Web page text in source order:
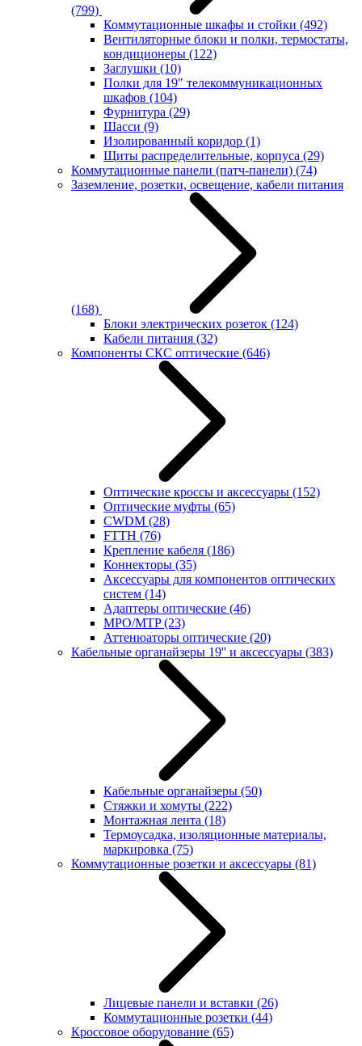
(799)
Коммутационные шкафы и стойки (492)
Вентиляторные блоки и полки, термостаты,
кондиционеры (122)
Заглушки (10)
Полки для 19" телекоммуникационных
шкафов (104)
Фурнитура (29)
Шасси (9)
Изолированный коридор (1)
Щиты распределительные, корпуса (29)
Коммутационные панели (патч-панели) (74)
Заземление, розетки, освещение, кабели питания
(168)
Блоки электрических розеток (124)
Кабели питания (32)
Компоненты СКС оптические (646)
Оптические кроссы и аксессуары (152)
Оптические муфты (65)
CWDM (28)
FTTH (76)
Крепление кабеля (186)
Коннекторы (35)
Аксессуары для компонентов оптических
систем (14)
Адаптеры оптические (46)
MPO/MTP(23)
Аттенюаторы оптические (20)
Кабельные органайзеры 19'' и аксессуары (383)
Кабельные органайзеры (50)
Стяжки и хомуты (222)
Монтажная лента (18)
Термоусадка, изоляционные материалы,
маркировка (75)
Коммутационные розетки и аксессуары (81)
Лицевые панели и вставки (26)
Коммутационные розетки (44)
Кроссовое оборудование (65)